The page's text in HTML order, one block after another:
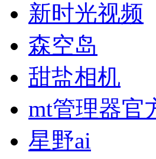
新时光视频
森空岛
甜盐相机
mt管理器官
星野ai